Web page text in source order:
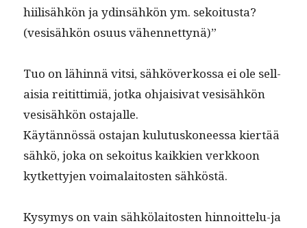
hiil­isähkön ja ydin­sähkön ym. sekoi­tus­ta?
(vesisähkön osu­us vähennettynä)”
Tuo on lähin­nä vit­si, sähköverkos­sa ei ole sel­l­
aisia reitit­tim­iä, jot­ka ohjaisi­vat vesisähkön
vesisähkön ostajalle.
Käytän­nössä osta­jan kulu­tuskoneessa kiertää
sähkö, joka on sekoi­tus kaikkien verkkoon
kytket­ty­jen voimalaitosten sähköstä.
Kysymys on vain sähkölaitosten hin­noit­telu-ja